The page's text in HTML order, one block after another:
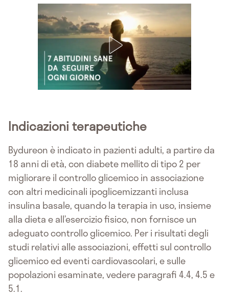
Indicazioni terapeutiche
Bydureon è indicato in pazienti adulti, a partire da
18 anni di età, con diabete mellito di tipo 2 per
migliorare il controllo glicemico in associazione
con altri medicinali ipoglicemizzanti inclusa
insulina basale, quando la terapia in uso, insieme
alla dieta e all’esercizio fisico, non fornisce un
adeguato controllo glicemico. Per i risultati degli
studi relativi alle associazioni, effetti sul controllo
glicemico ed eventi cardiovascolari, e sulle
popolazioni esaminate, vedere paragrafi 4.4, 4.5 e
5.1.